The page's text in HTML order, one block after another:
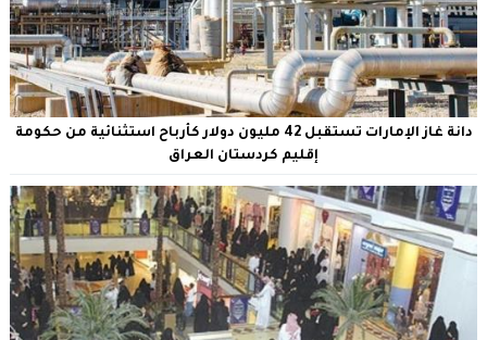
دانة غاز الإمارات تستقبل 42 مليون دولار كأرباح استثنائية من حكومة
إقليم كردستان العراق